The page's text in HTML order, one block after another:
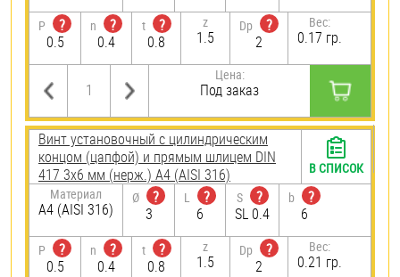
P
?
0.5
n
?
0.4
t
?
0.8
z
1.5
Dp
?
2
Вес:
0.17 гр.
Цена:
Под заказ
Винт установочный с цилиндрическим
концом (цапфой) и прямым шлицем DIN
417 3х6 мм (нерж.) A4 (AISI 316)
Материал
A4 (AISI 316)
Ø
?
3
L
?
6
S
?
SL 0.4
b
?
6
P
?
0.5
n
?
0.4
t
?
0.8
z
1.5
Dp
?
2
Вес:
0.21 гр.
В СПИСОК